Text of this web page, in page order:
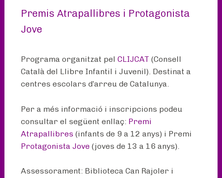
Premis Atrapallibres i Protagonista
Jove
Programa organitzat pel CLIJCAT (Consell
Català del Llibre Infantil i Juvenil). Destinat a
centres escolars d’arreu de Catalunya.
Per a més informació i inscripcions podeu
consultar el següent enllaç: Premi
Atrapallibres (infants de 9 a 12 anys) i Premi
Protagonista Jove (joves de 13 a 16 anys).
Assessorament: Biblioteca Can Rajoler i